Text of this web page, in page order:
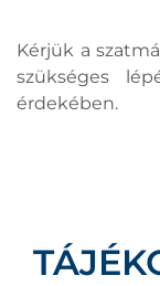
Kérjük a
szükséges
érdekében.